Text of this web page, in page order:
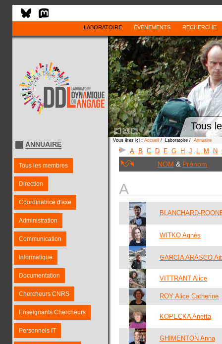
LABORATOIRE ÉVÈNEMENTS RECHERCHE
Tous
ANNUAIRE
Tous les membres
Direction
Coordinatrice d'axe
Administration
Communication
Informatique
Documentation
Chercheurs CNRS
Enseignants Chercheurs
Personnels IT
Vous êtes ici : Accueil / Laboratoire / Annuaire
A B C D F G H J L M N
NOM & Prénom
A
BLANCHARD-
WITKO Agnès
GARCIA ARASCO
VITTRANT Alice
ROY Alice Catherine
KOPECKA Anetta
GHIMENTON Anna